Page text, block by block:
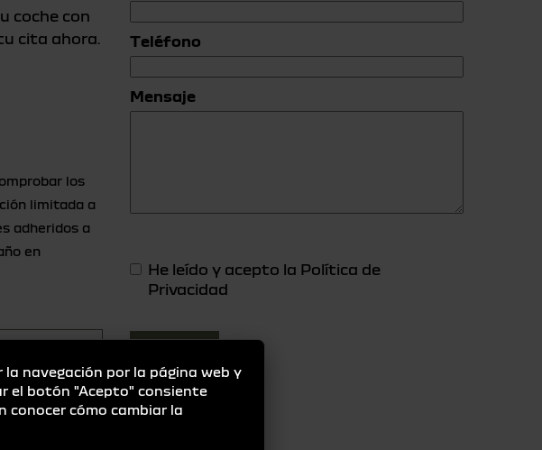
coche con
cita ahora.
los
limitada a
adheridos a
en
de tu
Teléfono
Mensaje
He leído y acepto la Política de
Privacidad
navegación por la página web y
el botón "Acepto" consiente
conocer cómo cambiar la